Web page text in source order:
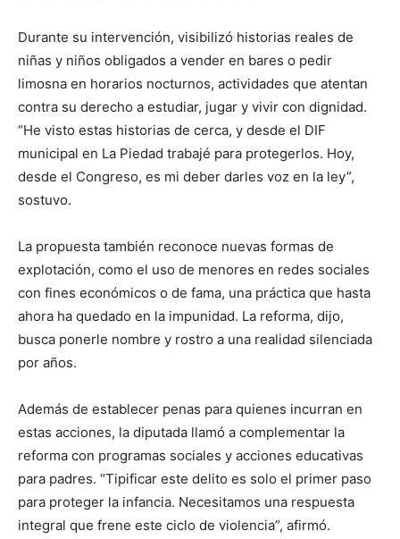
Durante su intervención, visibilizó historias reales de
niñas y niños obligados a vender en bares o pedir
limosna en horarios nocturnos, actividades que atentan
contra su derecho a estudiar, jugar y vivir con dignidad.
“He visto estas historias de cerca, y desde el DIF
municipal en La Piedad trabajé para protegerlos. Hoy,
desde el Congreso, es mi deber darles voz en la ley”,
sostuvo.
La propuesta también reconoce nuevas formas de
explotación, como el uso de menores en redes sociales
con fines económicos o de fama, una práctica que hasta
ahora ha quedado en la impunidad. La reforma, dijo,
busca ponerle nombre y rostro a una realidad silenciada
por años.
Además de establecer penas para quienes incurran en
estas acciones, la diputada llamó a complementar la
reforma con programas sociales y acciones educativas
para padres. “Tipificar este delito es solo el primer paso
para proteger la infancia. Necesitamos una respuesta
integral que frene este ciclo de violencia”, afirmó.